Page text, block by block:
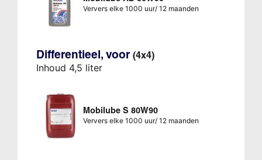
Ververs elke 1000 uur/ 12 maanden
Differentieel, voor (4x4)
Inhoud 4,5 liter
Mobilube S 80W90
Ververs elke 1000 uur/ 12 maanden